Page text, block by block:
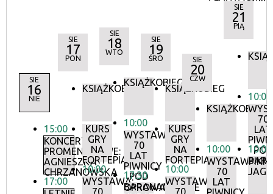
SIE
16
NIE
15:00
KONCERTY
PROMENADOWE:
AGNIESZKA
CHRZANOWSKA
17:00
SIE
17
PON
KSIĄŻKOBIEG
KURS
GRY
NA
FORTEPIANIE
10:00
WYSTAWA:
70
SIE
18
WTO
KSIĄŻKOBIEG
10:00
WYSTAWA:
70
LAT
PIWNICY
POD
BARANAMI
17:30
OPROWADZANIE
SIE
19
ŚRO
KSIĄŻKOBIEG
KURS
GRY
NA
FORTEPIANIE
10:00
WYSTAWA:
70
SIE
20
CZW
KSIĄŻKOBIEG
10:00
WYSTAWA:
70
LAT
SIE
21
PIĄ
10:00
70
LAT
POD
10:00